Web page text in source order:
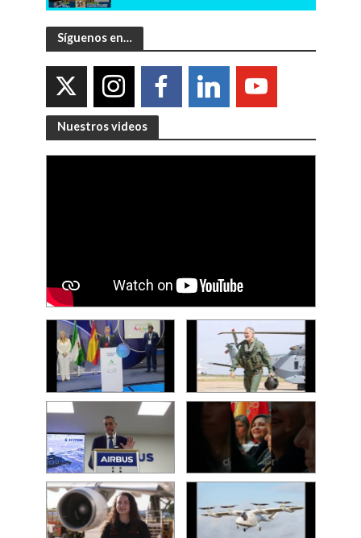
Síguenos en…
Nuestros videos